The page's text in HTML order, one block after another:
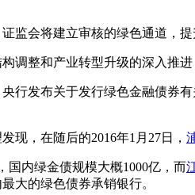
会将建立审核的绿色通道，提
整和产业转型升级的深入推进
发布关于发行绿色金融债券有
，在随后的2016年1月27日，
内绿金债规模大概1000亿，而
大的绿色债券承销银行。